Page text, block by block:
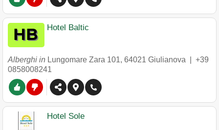
Hotel Baltic
Alberghi in Lungomare Zara 101, 64021 Giulianova
+39
0858008241
Hotel Sole